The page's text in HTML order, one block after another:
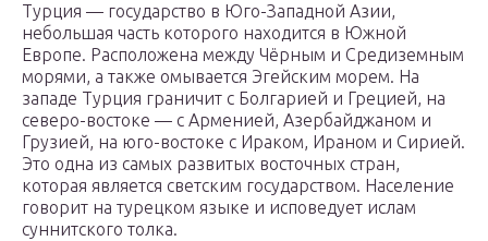
Турция — государство в Юго-Западной Азии,
небольшая часть которого находится в Южной
Европе. Расположена между Чёрным и Средиземным
морями, а также омывается Эгейским морем. На
западе Турция граничит с Болгарией и Грецией, на
северо-востоке — с Арменией, Азербайджаном и
Грузией, на юго-востоке с Ираком, Ираном и Сирией.
Это одна из самых развитых восточных стран,
которая является светским государством. Население
говорит на турецком языке и исповедует ислам
суннитского толка.